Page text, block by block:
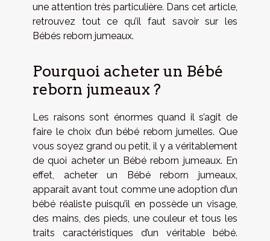
une attention très particulière. Dans cet article,
retrouvez tout ce qu’il faut savoir sur les
Bébés reborn jumeaux.
Pourquoi acheter un Bébé
reborn jumeaux ?
Les raisons sont énormes quand il s’agit de
faire le choix d’un bébé reborn jumelles. Que
vous soyez grand ou petit, il y a véritablement
de quoi acheter un Bébé reborn jumeaux. En
effet, acheter un Bébé reborn jumeaux,
apparaît avant tout comme une adoption d’un
bébé réaliste puisqu’il en possède un visage,
des mains, des pieds, une couleur et tous les
traits caractéristiques d’un véritable bébé.